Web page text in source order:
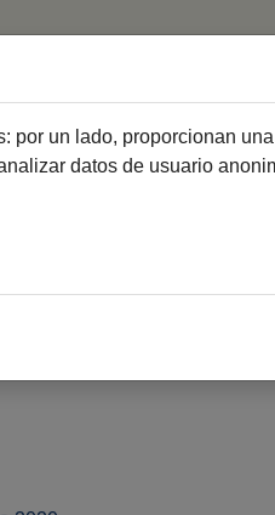
Consejo Social
por un lado, proporcionan
datos de usuario